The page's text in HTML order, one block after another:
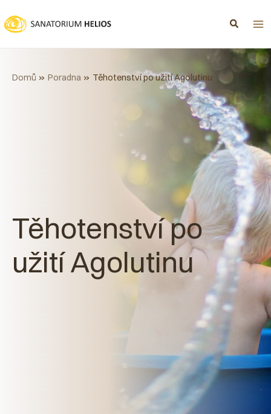
na
obsah
Těhotenství po
užití Agolutinu
Domů Poradna Těhotenství po užití Agolutinu